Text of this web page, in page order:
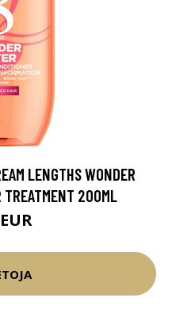
LENGTHS WONDER
TREATMENT 200ML